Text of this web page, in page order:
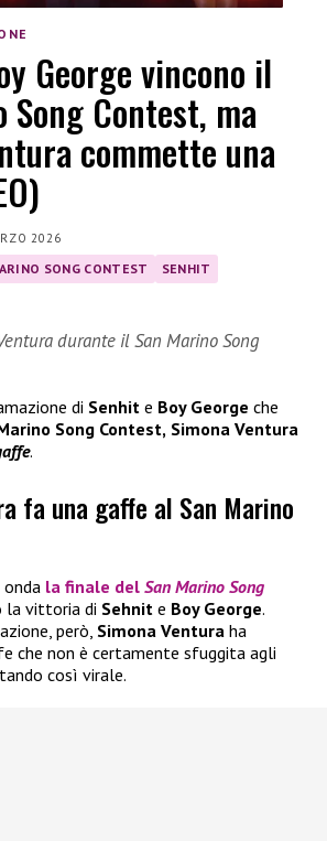
George vincono il
Song Contest, ma
commette una
2026
SONG CONTEST
SENHIT
durante il San Marino Song
di Senhit e Boy George che
Song Contest, Simona Ventura
.
fa una gaffe al San Marino
la finale del San Marino Song
la vittoria di Sehnit e Boy George.
però, Simona Ventura ha
che non è certamente sfuggita agli
così virale.